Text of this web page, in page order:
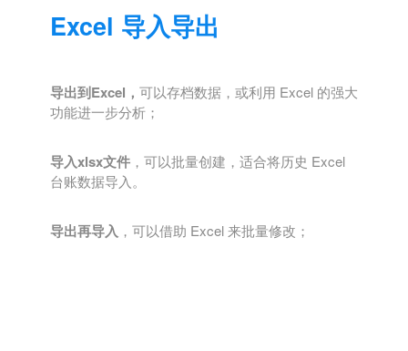
Excel 导入导出
导出到Excel， 可以存档数据，或利用 Excel 的强大
功能进一步分析；
导入xlsx文件 ，可以批量创建，适合将历史 Excel
台账数据导入。
导出再导入 ，可以借助 Excel 来批量修改；